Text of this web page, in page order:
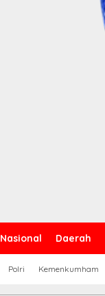
Nasional Daerah
Polri Kemenkumham